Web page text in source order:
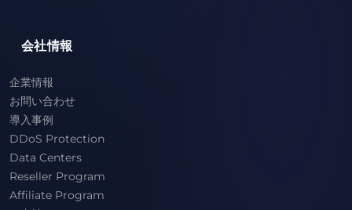
会社情報
企業情報
お問い合わせ
導入事例
DDoS Protection
Data Centers
Reseller Program
Affiliate Program